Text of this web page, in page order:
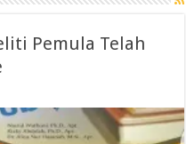
Pemula Telah